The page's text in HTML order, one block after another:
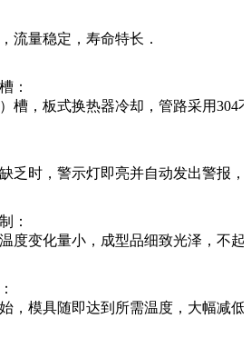
流量稳定，寿命特长．
：
槽，板式换热器冷却，管路采用
乏时，警示灯即亮并自动发出警报
：
度变化量小，成型品细致光泽，不起
，模具随即达到所需温度，大幅减低